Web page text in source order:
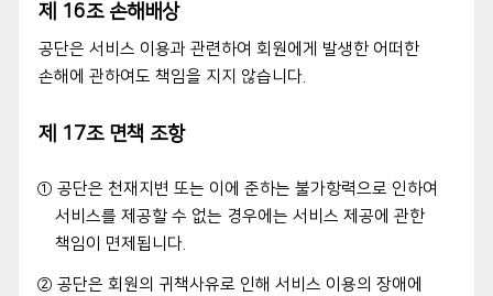
제 16조 손해배상
공단은 서비스 이용과 관련하여 회원에게 발생한 어떠한
손해에 관하여도 책임을 지지 않습니다.
제 17조 면책 조항
① 공단은 천재지변 또는 이에 준하는 불가항력으로 인하여
서비스를 제공할 수 없는 경우에는 서비스 제공에 관한
책임이 면제됩니다.
② 공단은 회원의 귀책사유로 인해 서비스 이용의 장애에